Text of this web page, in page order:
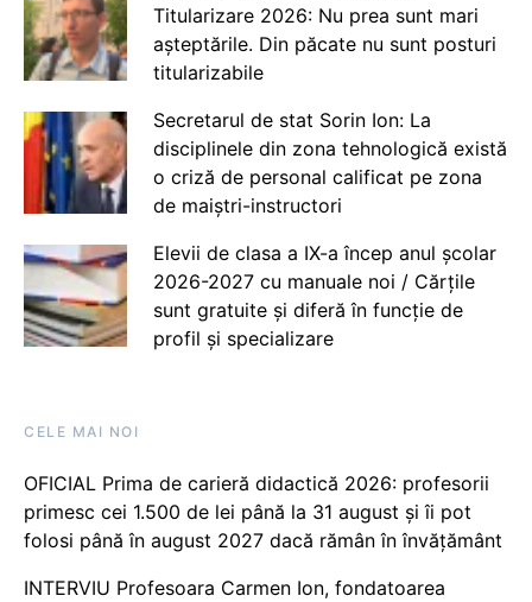
Titularizare 2026: Nu prea sunt mari
așteptările. Din păcate nu sunt posturi
titularizabile
Secretarul de stat Sorin Ion: La
disciplinele din zona tehnologică există
o criză de personal calificat pe zona
de maiștri-instructori
Elevii de clasa a IX-a încep anul școlar
2026-2027 cu manuale noi / Cărțile
sunt gratuite și diferă în funcție de
profil și specializare
CELE MAI NOI
OFICIAL Prima de carieră didactică 2026: profesorii
primesc cei 1.500 de lei până la 31 august și îi pot
folosi până în august 2027 dacă rămân în învățământ
INTERVIU Profesoara Carmen Ion, fondatoarea